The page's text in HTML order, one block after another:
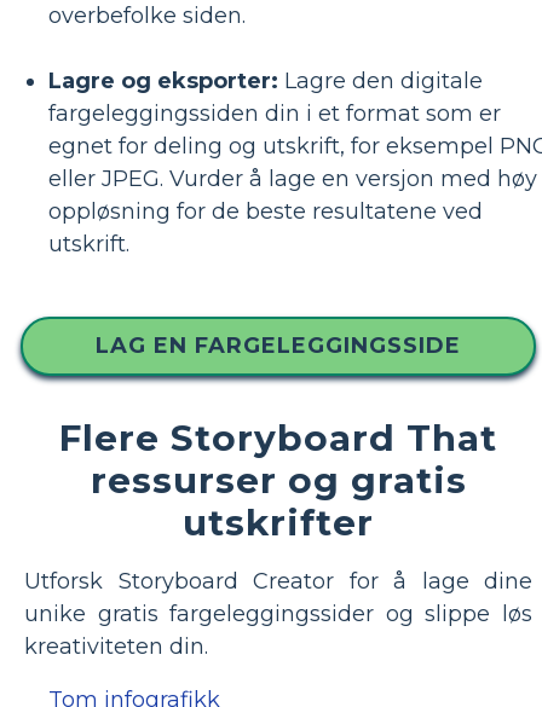
overbefolke siden.
Lagre og eksporter: Lagre den digitale
fargeleggingssiden din i et format som er
egnet for deling og utskrift, for eksempel
eller JPEG. Vurder å lage en versjon med høy
oppløsning for de beste resultatene ved
utskrift.
LAG EN FARGELEGGINGSSIDE
Flere Storyboard That
ressurser og gratis
utskrifter
Utforsk Storyboard Creator for å lage dine
unike gratis fargeleggingssider og slippe løs
kreativiteten din.
Tom infografikk